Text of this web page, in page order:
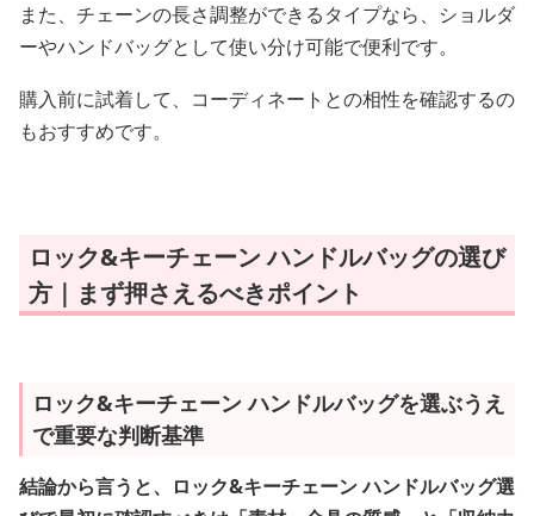
また、チェーンの長さ調整ができるタイプなら、ショルダ
ーやハンドバッグとして使い分け可能で便利です。
購入前に試着して、コーディネートとの相性を確認するの
もおすすめです。
ロック&キーチェーン ハンドルバッグの選び
方｜まず押さえるべきポイント
ロック&キーチェーン ハンドルバッグを選ぶうえ
で重要な判断基準
結論から言うと、ロック&キーチェーン ハンドルバッグ選